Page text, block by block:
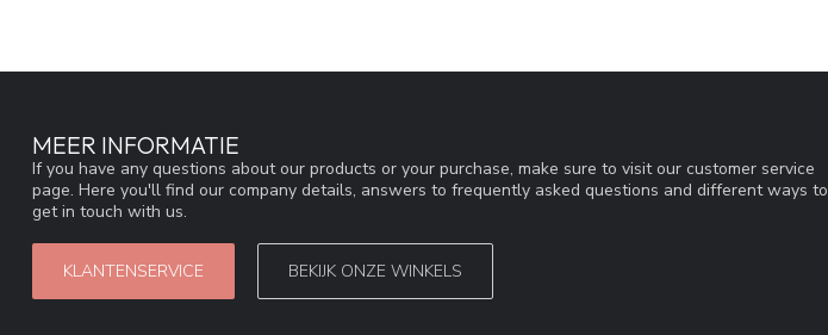
MEER INFORMATIE
If you have any questions about our products or your purchase, make sure to visit our customer service
page. Here you'll find our company details, answers to frequently asked questions and different ways to
get in touch with us.
KLANTENSERVICE BEKIJK ONZE WINKELS